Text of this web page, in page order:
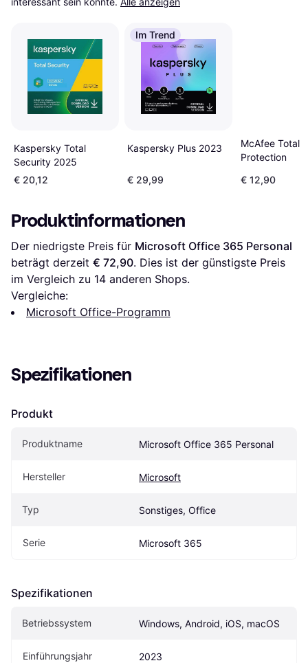
Kaspersky Total
Security 2025
€ 20,12
Im Trend
Kaspersky Plus 2023
€ 29,99
McAfee Total
Protection
€ 12,90
Produktinformationen
Der niedrigste Preis für Microsoft Office 365 Personal
beträgt derzeit € 72,90. Dies ist der günstigste Preis
im Vergleich zu 14 anderen Shops.
Vergleiche:
Microsoft Office-Programm
Spezifikationen
Produkt
Produktname Microsoft Office 365 Personal
Hersteller Microsoft
Typ Sonstiges, Office
Serie Microsoft 365
Spezifikationen
Betriebssystem Windows, Android, iOS, macOS
Einführungsjahr 2023